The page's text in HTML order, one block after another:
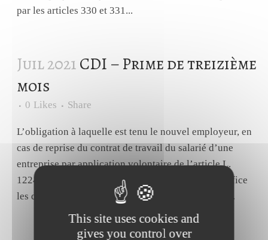
par les articles 330 et 331...
Juil 2021CDI – Prime de treizième
mois
0 Likes Share
L’obligation à laquelle est tenu le nouvel employeur, en
cas de reprise du contrat de travail du salarié d’une
entreprise par application volontaire de l’article L.
1224-1 du code du travail, de maintenir à son bénéfice
les droits qui lui étaient reconnus chez son ancien...
This site uses cookies and
gives you control over